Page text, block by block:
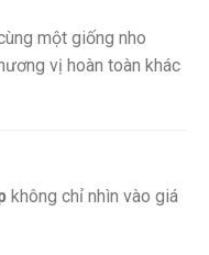
một giống nho
vị hoàn toàn khác
không chỉ nhìn vào giá